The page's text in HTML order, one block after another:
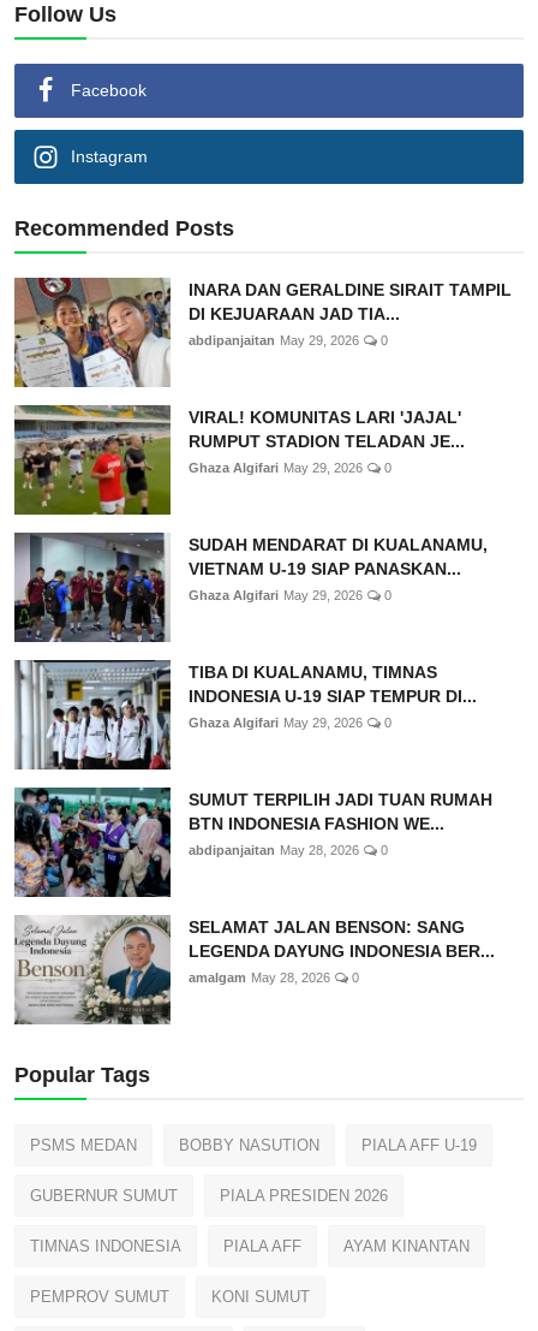
Follow Us
Facebook
Instagram
Recommended Posts
INARA DAN GERALDINE SIRAIT TAMPIL
DI KEJUARAAN JAD TIA...
abdipanjaitan May 29, 2026 0
VIRAL! KOMUNITAS LARI 'JAJAL'
RUMPUT STADION TELADAN JE...
Ghaza Algifari May 29, 2026 0
SUDAH MENDARAT DI KUALANAMU,
VIETNAM U-19 SIAP PANASKAN...
Ghaza Algifari May 29, 2026 0
TIBA DI KUALANAMU, TIMNAS
INDONESIA U-19 SIAP TEMPUR DI...
Ghaza Algifari May 29, 2026 0
SUMUT TERPILIH JADI TUAN RUMAH
BTN INDONESIA FASHION WE...
abdipanjaitan May 28, 2026 0
SELAMAT JALAN BENSON: SANG
LEGENDA DAYUNG INDONESIA BER...
amalgam May 28, 2026 0
Popular Tags
PSMS MEDAN BOBBY NASUTION PIALA AFF U-19
GUBERNUR SUMUT PIALA PRESIDEN 2026
TIMNAS INDONESIA PIALA AFF AYAM KINANTAN
PEMPROV SUMUT KONI SUMUT